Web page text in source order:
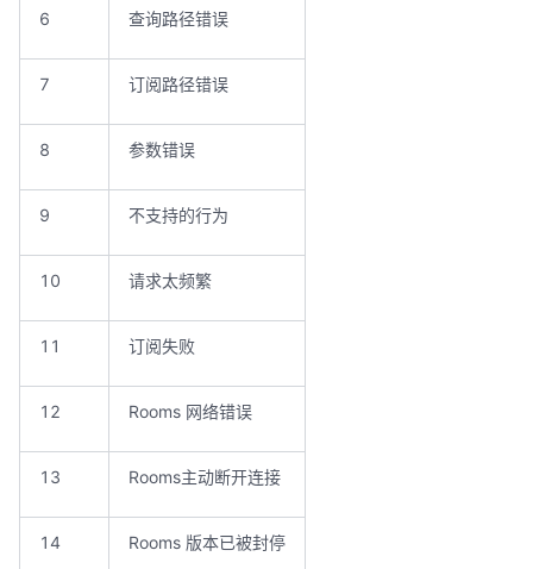
6 查询路径错误
7 订阅路径错误
8 参数错误
9 不支持的行为
10 请求太频繁
11 订阅失败
12 Rooms 网络错误
13 Rooms主动断开连接
14 Rooms 版本已被封停